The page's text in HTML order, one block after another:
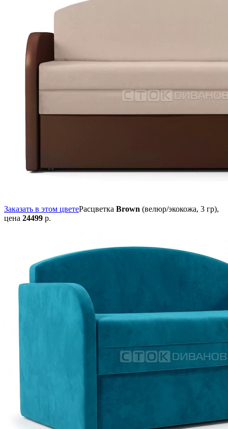
Заказать в этом цветеРасцветка Brown (велюр/экокожа, 3 гр),
цена 24499 р.